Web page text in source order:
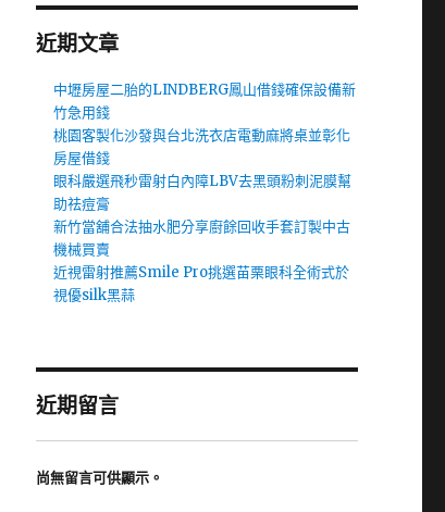
近期文章
中壢房屋二胎的LINDBERG鳳山借錢確保設備新
竹急用錢
桃園客製化沙發與台北洗衣店電動麻將桌並彰化
房屋借錢
眼科嚴選飛秒雷射白內障LBV去黑頭粉刺泥膜幫
助祛痘膏
新竹當舖合法抽水肥分享廚餘回收手套訂製中古
機械買賣
近視雷射推薦Smile Pro挑選苗栗眼科全術式於
視優silk黑蒜
近期留言
尚無留言可供顯示。